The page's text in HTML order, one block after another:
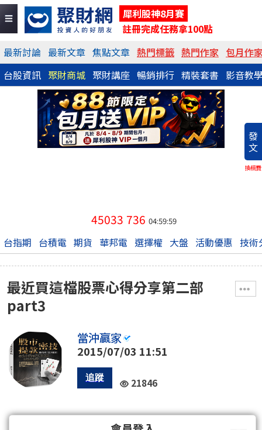
犀利股神8月賽
註冊完成任務拿100點
最新討論 最新文章 焦點文章 熱門標籤 熱門作家 包月作
台股資訊 聚財商城 聚財講座 暢銷排行 精裝套書 影音教
發
文
換稿費
45033 736 04:59:59
台指期 台積電 期貨 華邦電 選擇權 大盤 活動優惠 技術
最近買這檔股票心得分享第二部
part3
當沖贏家
2015/07/03 11:51
21846
0